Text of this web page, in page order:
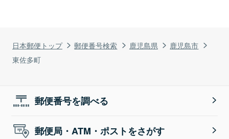
日本郵便トップ 郵便番号検索 鹿児島県
鹿児島市
東佐多町
郵便番号を調べる
郵便局・ATM・ポストをさがす